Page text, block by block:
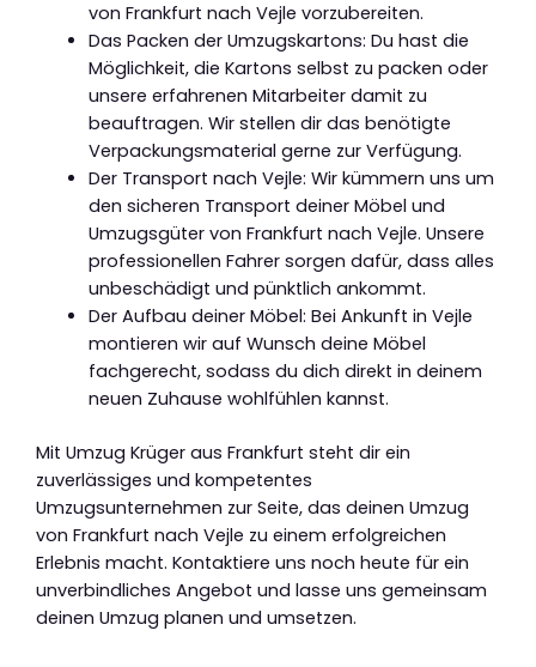
von Frankfurt nach Vejle vorzubereiten.
Das Packen der Umzugskartons: Du hast die
Möglichkeit, die Kartons selbst zu packen oder
unsere erfahrenen Mitarbeiter damit zu
beauftragen. Wir stellen dir das benötigte
Verpackungsmaterial gerne zur Verfügung.
Der Transport nach Vejle: Wir kümmern uns um
den sicheren Transport deiner Möbel und
Umzugsgüter von Frankfurt nach Vejle. Unsere
professionellen Fahrer sorgen dafür, dass alles
unbeschädigt und pünktlich ankommt.
Der Aufbau deiner Möbel: Bei Ankunft in Vejle
montieren wir auf Wunsch deine Möbel
fachgerecht, sodass du dich direkt in deinem
neuen Zuhause wohlfühlen kannst.
Mit Umzug Krüger aus Frankfurt steht dir ein
zuverlässiges und kompetentes
Umzugsunternehmen zur Seite, das deinen Umzug
von Frankfurt nach Vejle zu einem erfolgreichen
Erlebnis macht. Kontaktiere uns noch heute für ein
unverbindliches Angebot und lasse uns gemeinsam
deinen Umzug planen und umsetzen.